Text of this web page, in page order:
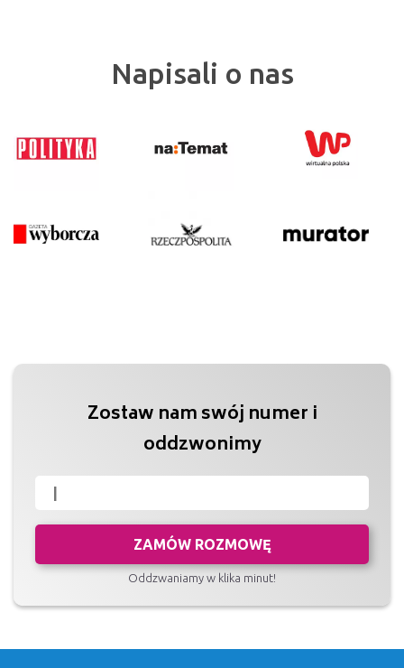
Napisali o nas
Zostaw nam swój numer i
oddzwonimy
ZAMÓW ROZMOWĘ
Oddzwaniamy w klika minut!